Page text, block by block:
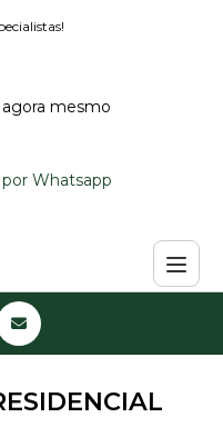
mesmo
Whatsapp
com cameras